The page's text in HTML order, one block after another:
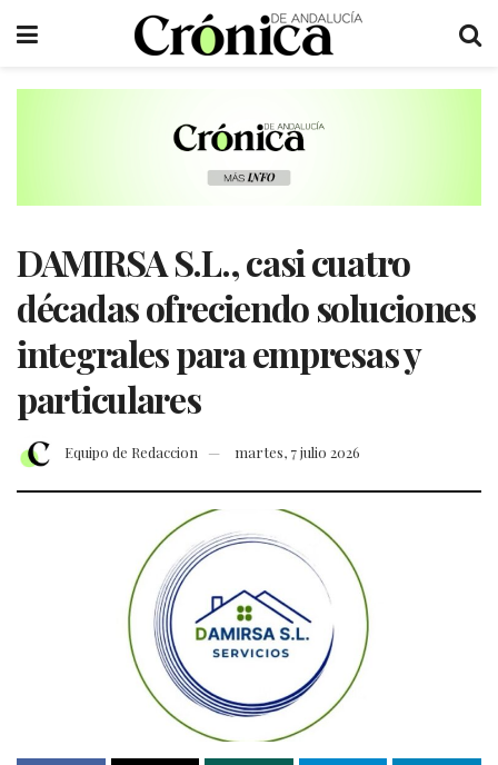
DAMIRSA S.L., casi cuatro
décadas ofreciendo soluciones
integrales para empresas y
particulares
Equipo de Redaccion martes, 7 julio 2026